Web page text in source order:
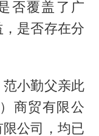
否覆盖了广
是否存在分
小勤父亲此
商贸有限公
公司，均已